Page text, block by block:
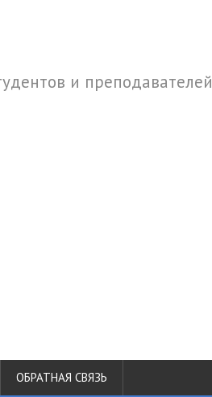
и преподавателей
ОБРАТНАЯ СВЯЗЬ